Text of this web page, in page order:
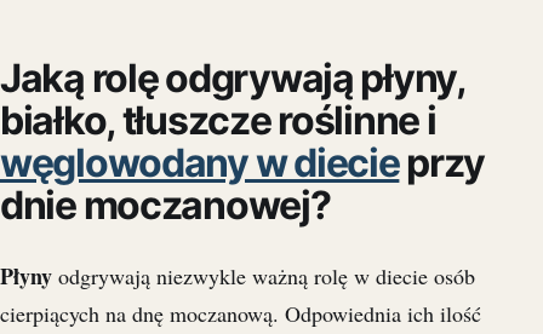
Jaką rolę odgrywają płyny,
białko, tłuszcze roślinne i
węglowodany w diecieprzy
dnie moczanowej?
Płyny odgrywają niezwykle ważną rolę w diecie osób
cierpiących na dnę moczanową. Odpowiednia ich ilość